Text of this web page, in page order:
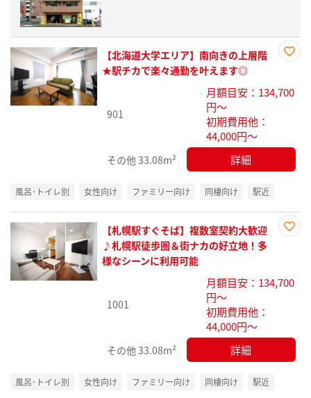
り登
【北海道大学エリア】南向きの上層階
★駅チカで楽々通勤を叶えます◎
901
月額目安：134,700
円～
初期費用他：
44,000円～
その他 33.08m² 詳細
風呂･トイレ別 女性向け ファミリー向け 同棲向け 駅近
録
【札幌駅すぐそば】複数室契約大歓迎
♪札幌駅徒歩圏＆街ナカの好立地！多
様なシーンに利用可能
1001
月額目安：134,700
円～
初期費用他：
44,000円～
その他 33.08m² 詳細
風呂･トイレ別 女性向け ファミリー向け 同棲向け 駅近